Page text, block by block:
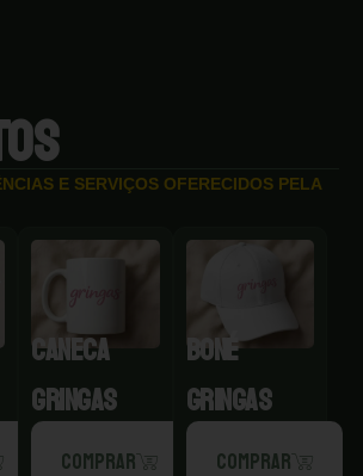
E SERVIÇOS OFERECIDOS PELA
CANECA
GRINGAS
COMPRAR
BONÉ
GRINGAS
COMPRAR